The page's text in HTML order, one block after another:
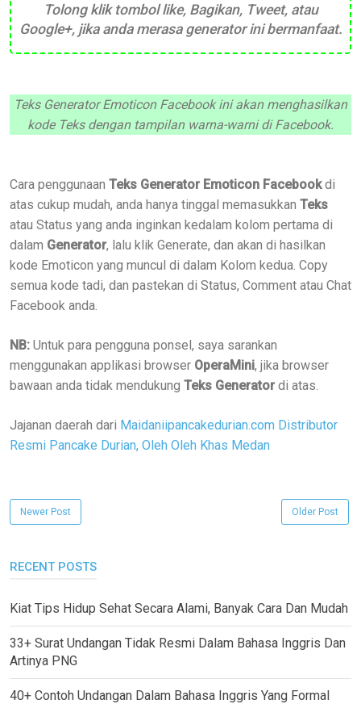
Tolong klik tombol like, Bagikan, Tweet, atau
Google+, jika anda merasa generator ini bermanfaat.
Teks Generator Emoticon Facebook ini akan menghasilkan
kode Teks dengan tampilan warna-warni di Facebook.
Cara penggunaan Teks Generator Emoticon Facebookdi
atas cukup mudah, anda hanya tinggal memasukkan Teks
atau Status yang anda inginkan kedalam kolom pertama di
dalam Generator, lalu klik Generate, dan akan di hasilkan
kode Emoticon yang muncul di dalam Kolom kedua. Copy
semua kode tadi, dan pastekan di Status, Comment atau Chat
Facebook anda.
NB: Untuk para pengguna ponsel, saya sarankan
menggunakan applikasi browser OperaMini, jika browser
bawaan anda tidak mendukung Teks Generator di atas.
Jajanan daerah dari Maidaniipancakedurian.com Distributor
Resmi Pancake Durian, Oleh Oleh Khas Medan
Newer Post Older Post
RECENT POSTS
Kiat Tips Hidup Sehat Secara Alami, Banyak Cara Dan Mudah
33+ Surat Undangan Tidak Resmi Dalam Bahasa Inggris Dan
Artinya PNG
40+ Contoh Undangan Dalam Bahasa Inggris Yang Formal